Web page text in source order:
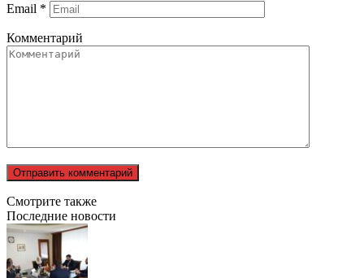
Email *
Комментарий
Смотрите также
Последние новости